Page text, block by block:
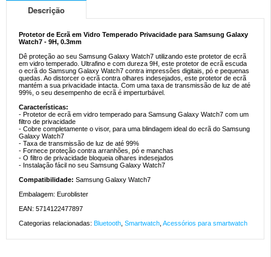
Descrição
Protetor de Ecrã em Vidro Temperado Privacidade para Samsung Galaxy
Watch7 - 9H, 0.3mm
Dê proteção ao seu Samsung Galaxy Watch7 utilizando este protetor de ecrã
em vidro temperado. Ultrafino e com dureza 9H, este protetor de ecrã escuda
o ecrã do Samsung Galaxy Watch7 contra impressões digitais, pó e pequenas
quedas. Ao distorcer o ecrã contra olhares indesejados, este protetor de ecrã
mantém a sua privacidade intacta. Com uma taxa de transmissão de luz de até
99%, o seu desempenho de ecrã é imperturbável.
Características:
- Protetor de ecrã em vidro temperado para Samsung Galaxy Watch7 com um
filtro de privacidade
- Cobre completamente o visor, para uma blindagem ideal do ecrã do Samsung
Galaxy Watch7
- Taxa de transmissão de luz de até 99%
- Fornece proteção contra arranhões, pó e manchas
- O filtro de privacidade bloqueia olhares indesejados
- Instalação fácil no seu Samsung Galaxy Watch7
Compatibilidade: Samsung Galaxy Watch7
Embalagem: Euroblister
EAN: 5714122477897
Categorias relacionadas: Bluetooth Smartwatch Acessórios para smartwatch